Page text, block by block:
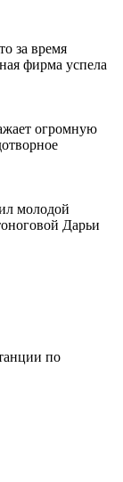
за время
фирма успела
огромную
молодой
Дарьи
по